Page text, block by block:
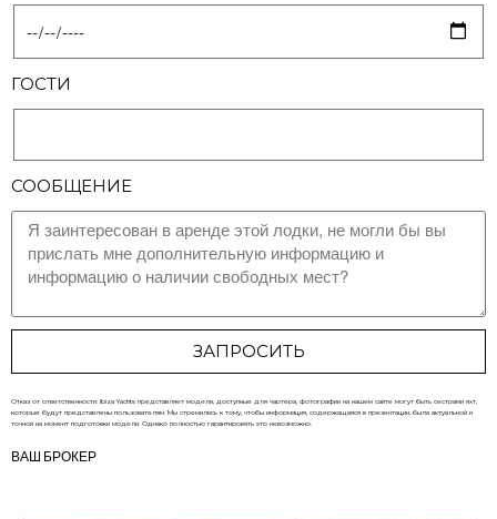
ГОСТИ
СООБЩЕНИЕ
ЗАПРОСИТЬ
Отказ от ответственности: Ibiza Yachts представляет модели, доступные для чартера, фотографии на нашем сайте могут быть сестрами яхт,
которые будут представлены пользователям. Мы стремились к тому, чтобы информация, содержащаяся в презентации, была актуальной и
точной на момент подготовки модели. Однако полностью гарантировать это невозможно.
ВАШ БРОКЕР